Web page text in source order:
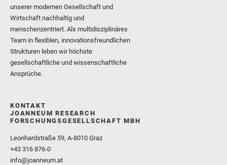
unserer modernen Gesellschaft und
Wirtschaft nachhaltig und
menschenzentriert. Als multidisziplinäres
Team in flexiblen, innovationsfreundlichen
Strukturen leben wir höchste
gesellschaftliche und wissenschaftliche
Ansprüche.
KONTAKT
JOANNEUM RESEARCH
FORSCHUNGSGESELLSCHAFT MBH
Leonhardstraße 59, A-8010 Graz
+43 316 876-0
info@joanneum.at